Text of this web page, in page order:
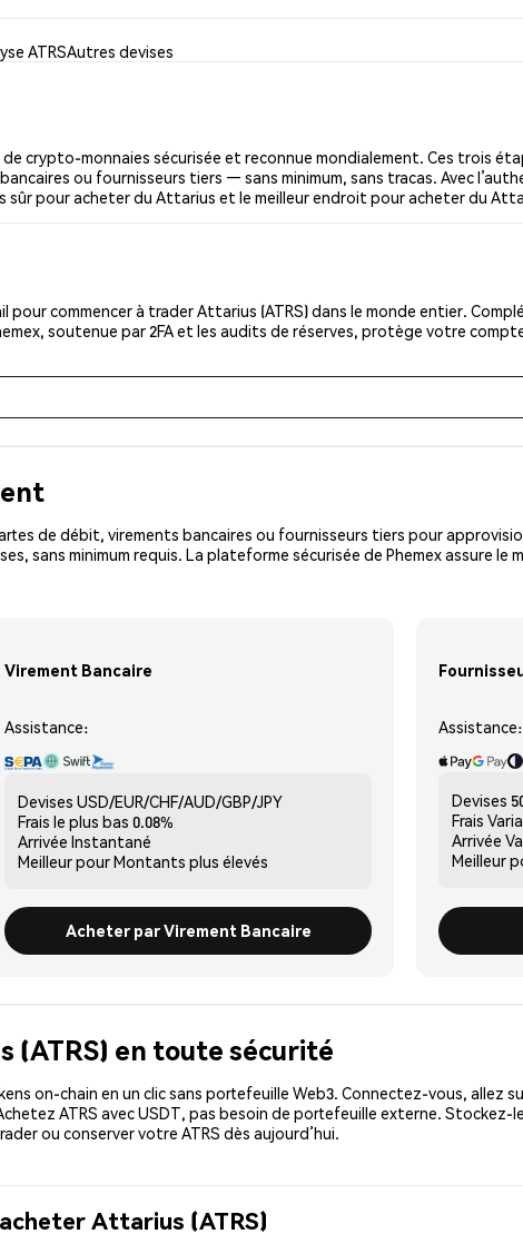
ATRSAutres devises
crypto-monnaies sécurisée et reconnue mondialement. Ces trois
ou fournisseurs tiers — sans minimum, sans tracas. Avec
pour acheter du Attarius et le meilleur endroit pour acheter du
pour commencer à trader Attarius (ATRS) dans le monde entier.
soutenue par 2FA et les audits de réserves, protège votre
de débit, virements bancaires ou fournisseurs tiers pour
sans minimum requis. La plateforme sécurisée de Phemex assure le
Virement Bancaire
Assistance:
Devises USD/EUR/CHF/AUD/GBP/JPY
Frais le plus bas 0.08%
Arrivée Instantané
Meilleur pourMontants plus élevés
Acheter par Virement Bancaire
Assistance:
Devises
Frais
Arrivée
Meilleur
(ATRS) en toute sécurité
on-chain en un clic sans portefeuille Web3. Connectez-vous, allez
ATRS avec USDT, pas besoin de portefeuille externe. Stockez-
ou conserver votre ATRS dès aujourd’hui.
Attarius (ATRS)